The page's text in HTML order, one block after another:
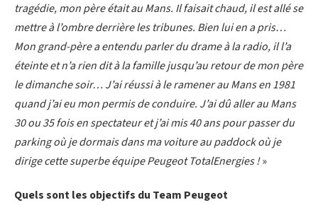
tragédie, mon père était au Mans. Il faisait chaud, il est allé se
mettre à l’ombre derrière les tribunes. Bien lui en a pris…
Mon grand-père a entendu parler du drame à la radio, il l’a
éteinte et n’a rien dit à la famille jusqu’au retour de mon père
le dimanche soir… J’ai réussi à le ramener au Mans en 1981
quand j’ai eu mon permis de conduire. J’ai dû aller au Mans
30 ou 35 fois en spectateur et j’ai mis 40 ans pour passer du
parking où je dormais dans ma voiture au paddock où je
dirige cette superbe équipe Peugeot TotalEnergies !»
Quels sont les objectifs du Team Peugeot